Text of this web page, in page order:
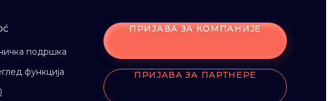
подршка
функција
ПРИЈАВА ЗА КОМПАНИЈЕ
ПРИЈАВА ЗА ПАРТНЕРЕ